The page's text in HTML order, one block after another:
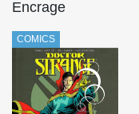
Encrage
COMICS